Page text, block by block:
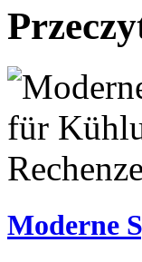
Moderne